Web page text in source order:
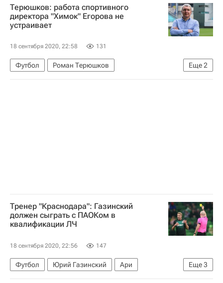
Терюшков: работа спортивного
директора "Химок" Егорова не
устраивает
18 сентября 2020, 22:58 131
Еще2
Футбол
Роман Терюшков
РПЛ 2026-2027 (Чемпионат России по футболу)
Тренер "Краснодара": Газинский
должен сыграть с ПАОКом в
квалификации ЛЧ
18 сентября 2020, 22:56 147
Еще3
Футбол Юрий Газинский
Ари
Лига чемпионов УЕФА 2026-2027
ПАОК